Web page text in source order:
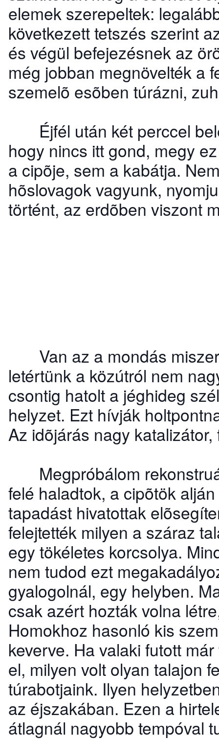
elemek szerepeltek:
következett tetszés szerint
és végül befejezésnek az
még jobban megnövelték a
szemelõ esõben túrázni,
Éjfél után két perccel
hogy nincs itt gond, megy
a cipõje, sem a kabátja.
hõslovagok vagyunk,
történt, az erdõben viszont
Van az a mondás
letértünk a közútról nem
csontig hatolt a jéghideg
helyzet. Ezt hívják
Az idõjárás nagy
Megpróbálom
felé haladtok, a cipõtök
tapadást hivatottak
felejtették milyen a száraz
egy tökéletes korcsolya.
nem tudod ezt
gyalogolnál, egy helyben.
csak azért hozták volna
Homokhoz hasonló kis
keverve. Ha valaki futott
el, milyen volt olyan talajon
túrabotjaink. Ilyen
az éjszakában. Ezen a
átlagnál nagyobb tempóval